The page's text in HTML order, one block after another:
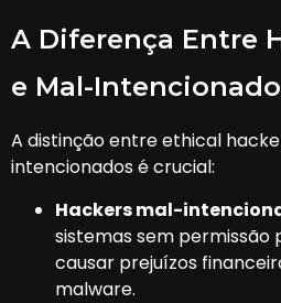
A Diferença Entre
e Mal-
A distinção entre ethical
intencionados é crucial:
Hackers mal-
sistemas sem permissão
causar prejuízos
malware.